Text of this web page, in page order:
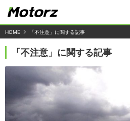
HOME 「不注意」に関する記事
「不注意」に関する記事